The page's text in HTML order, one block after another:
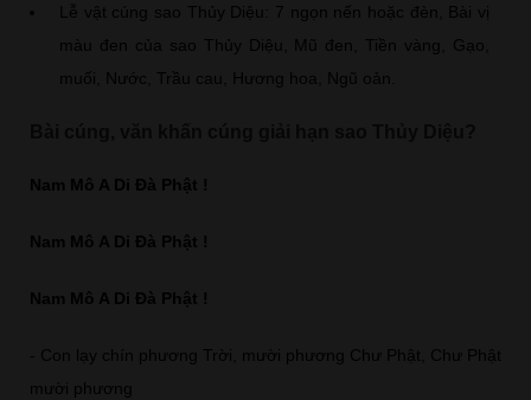
Lễ vật cúng sao Thủy Diệu: 7 ngọn nến hoặc đèn, Bài vị
màu đen của sao Thủy Diệu, Mũ đen, Tiền vàng, Gạo,
muối, Nước, Trầu cau, Hương hoa, Ngũ oản.
Nam Mô A Di Đà Phật !
Nam Mô A Di Đà Phật !
Nam Mô A Di Đà Phật !
- Con lạy chín phương Trời, mười phương Chư Phật, Chư Phật
mười phương